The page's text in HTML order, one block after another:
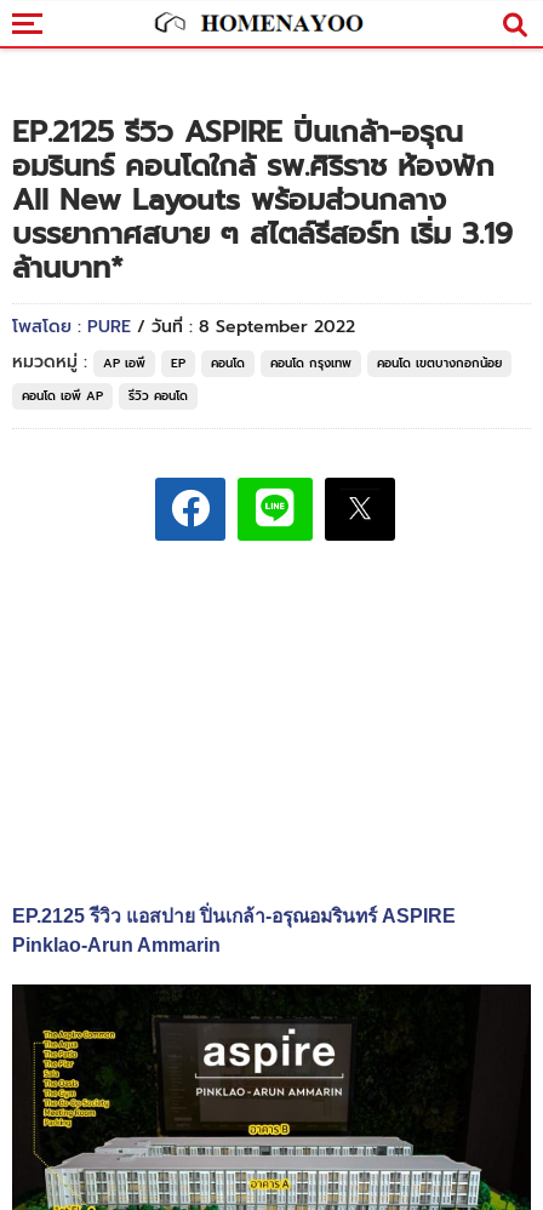
EP.2125 รีวิว ASPIRE ปิ่นเกล้า-อรุณ
อมรินทร์ คอนโดใกล้ รพ.ศิริราช ห้องพัก
All New Layouts พร้อมส่วนกลาง
บรรยากาศสบาย ๆ สไตล์รีสอร์ท เริ่ม 3.19
ล้านบาท*
โพสโดย : PURE / วันที่ : 8 September 2022
หมวดหมู่ :
AP เอพี EP คอนโด คอนโด กรุงเทพ
คอนโด เขตบางกอกน้อย
คอนโด เอพี AP
รีวิว คอนโด
EP.2125 รีวิว แอสปาย ปิ่นเกล้า-อรุณอมรินทร์ ASPIRE
Pinklao-Arun Ammarin